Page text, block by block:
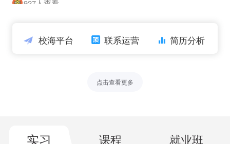
927人查看
校大出品：校招JAVA大厂、中厂和小公司分层考点大
纲，以应试为目的
在线实习：市面上少有的真实互联网商用项目，而且
校招投递时间：大中小厂秋招投递时间总结，包含98
校海平台 联系运营 简历分析
点击查看更多
实习 课程 就业班